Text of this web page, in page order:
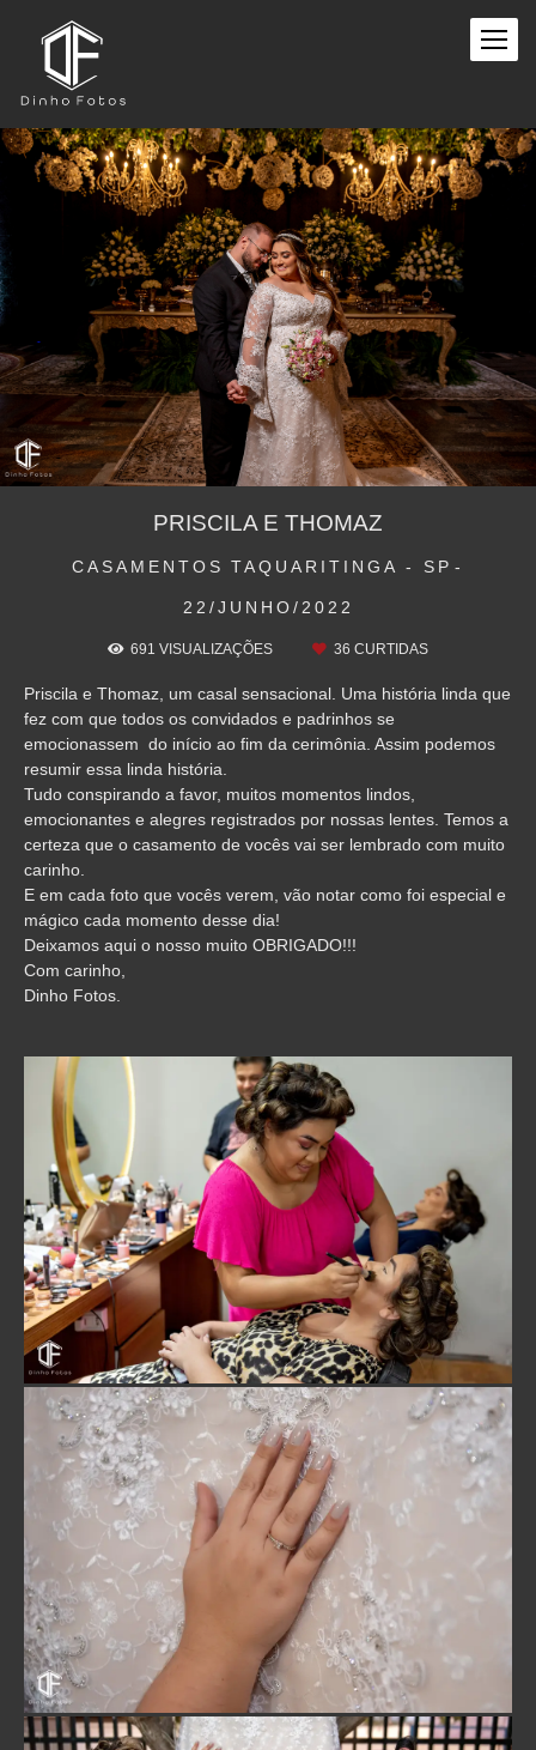
CASAMENTOS TAQUARITINGA - SP
22/JUNHO/2022
PRISCILA E THOMAZ
691 VISUALIZAÇÕES 36 CURTIDAS
Priscila e Thomaz, um casal sensacional. Uma história linda que
fez com que todos os convidados e padrinhos se
emocionassem do início ao fim da cerimônia. Assim podemos
resumir essa linda história.
Tudo conspirando a favor, muitos momentos lindos,
emocionantes e alegres registrados por nossas lentes. Temos a
certeza que o casamento de vocês vai ser lembrado com muito
carinho.
E em cada foto que vocês verem, vão notar como foi especial e
mágico cada momento desse dia!
Deixamos aqui o nosso muito OBRIGADO!!!
Com carinho,
Dinho Fotos.